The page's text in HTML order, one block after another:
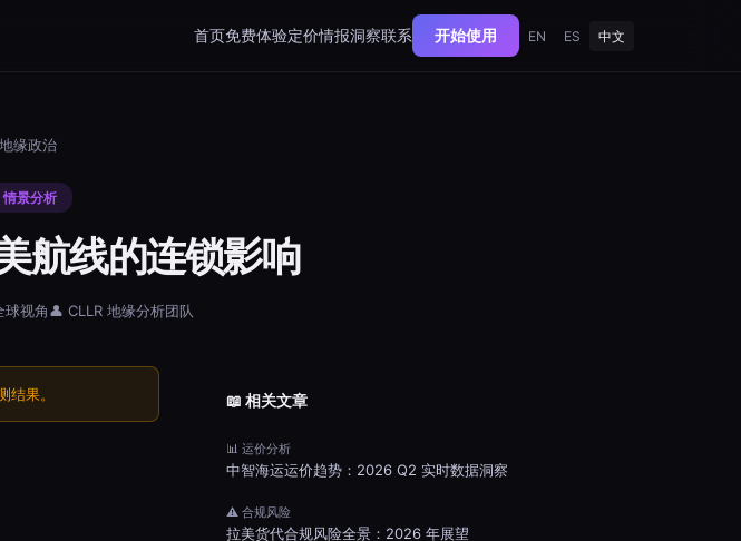
首页免费体验定价情报洞察联系 开始使用 EN ES 中文
缘政治
情景分析
航线的连锁影响
球视角👤 CLLR 地缘分析团队
果。 📖 相关文章
📊 运价分析
中智海运运价趋势：2026 Q2 实时数据洞察
⚠️ 合规风险
拉美货代合规风险全景：2026 年展望